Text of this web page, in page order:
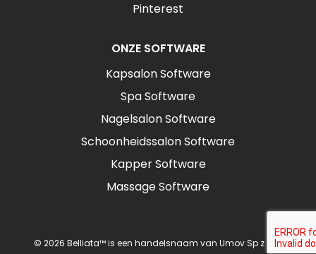
Pinterest
ONZE SOFTWARE
Kapsalon Software
Spa Software
Nagelsalon Software
Schoonheidssalon Software
Kapper Software
Massage Software
© 2026 Belliata™ is een handelsnaam van Umov Sp z o.o.